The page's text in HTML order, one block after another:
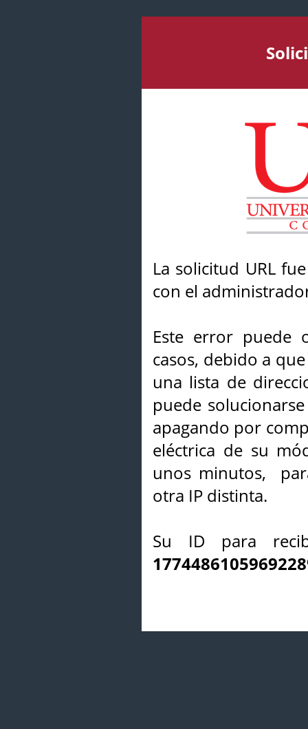
La solicitud URL
con el
Este error puede
casos, debido a
una lista de
puede
apagando por
eléctrica de su
unos minutos,
otra IP distinta.
Su ID para